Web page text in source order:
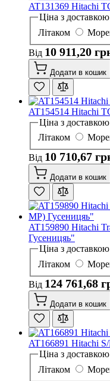
AT131369 Hitachi
Ціна з доставкою
Літаком
Від 10 911,20
Додати в кошик
AT154514 Hitachi
Ціна з доставкою
Літаком
Від 10 710,67
Додати в кошик
AT159890 Hitachi
Гусеницяь"
Ціна з доставкою
Літаком
Від 124 761,68
Додати в кошик
AT166891 Hitachi
Ціна з доставкою
Літаком